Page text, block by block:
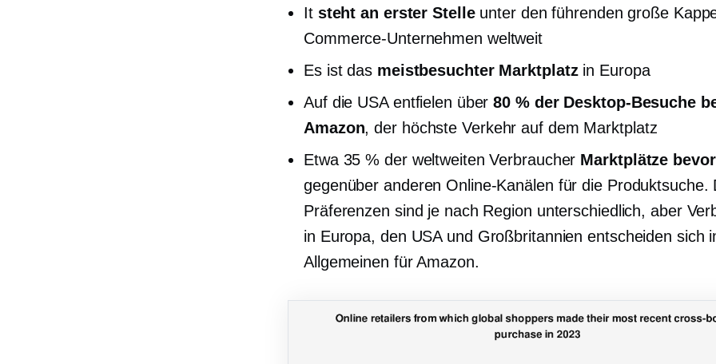
It steht an erster Stelleunter den führendengroße
Commerce-Unternehmen weltweit
Es ist das meistbesuchter Marktplatzin Europa
Auf die USA entfielen über80 % der Desktop-Besuche
Amazon, der höchste Verkehr auf dem Marktplatz
Etwa 35 % der weltweiten Verbraucher Marktplätze
gegenüber anderen Online-Kanälen für die Produktsuche.
Präferenzen sind je nach Region unterschiedlich, aber
in Europa, den USA und Großbritannien entscheiden sich
Allgemeinen für Amazon.